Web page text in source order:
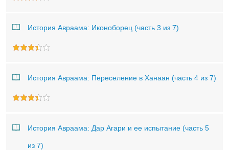
История Авраама: Иконоборец (часть 3 из 7)
История Авраама: Переселение в Ханаан (часть 4 из 7)
История Авраама: Дар Агари и ее испытание (часть 5
из 7)